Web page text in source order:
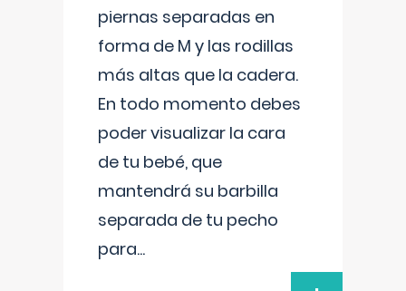
piernas separadas en
forma de M y las rodillas
más altas que la cadera.
En todo momento debes
poder visualizar la cara
de tu bebé, que
mantendrá su barbilla
separada de tu pecho
para...